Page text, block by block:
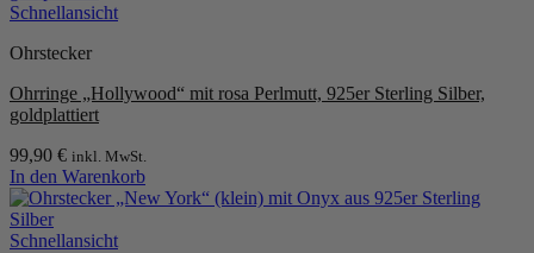
Schnellansicht
Ohrstecker
Ohrringe „Hollywood“ mit rosa Perlmutt, 925er Sterling Silber,
goldplattiert
99,90 € inkl. MwSt.
In den Warenkorb
Schnellansicht